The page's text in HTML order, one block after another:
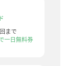
まで
一日無料券